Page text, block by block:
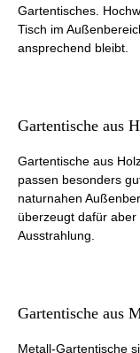
Gartentisches.
Tisch im
ansprechend bleibt.
Gartentische aus
Gartentische aus
passen besonders
naturnahen
überzeugt dafür
Ausstrahlung.
Gartentische aus
Metall-Gartentische